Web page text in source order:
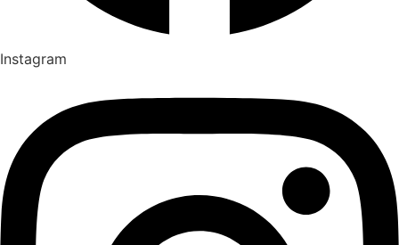
Instagram